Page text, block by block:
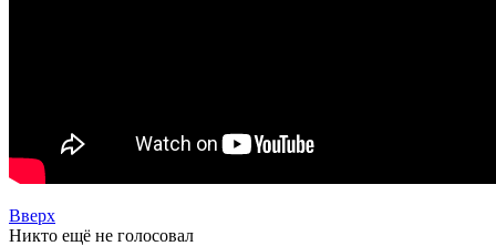
Вверх
Никто ещё не голосовал